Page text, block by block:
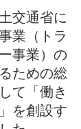
交通省に
業（トラ
事業）の
ための総
て「働き
を創設す